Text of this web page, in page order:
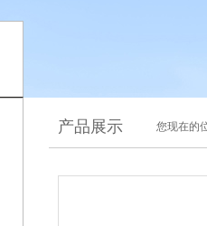
产品展示 您现在的